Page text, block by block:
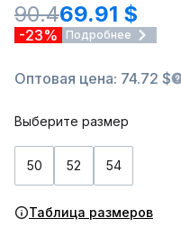
90.469.91 $
-23% Подробнее
Оптовая цена: 74.72 $
Выберите размер
50 52 54
Таблица размеров